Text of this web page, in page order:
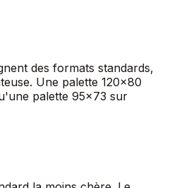
des formats standards,
Une palette 120×80
palette 95×73 sur